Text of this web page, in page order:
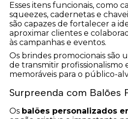
Esses itens funcionais, como
squeezes, cadernetas e
são capazes de fortalecer a
aproximar clientes e
às campanhas e eventos.
Os brindes promocionais são
de transmitir profissionalismo
memoráveis para o público-
Surpreenda com Balões
Os balões personalizados